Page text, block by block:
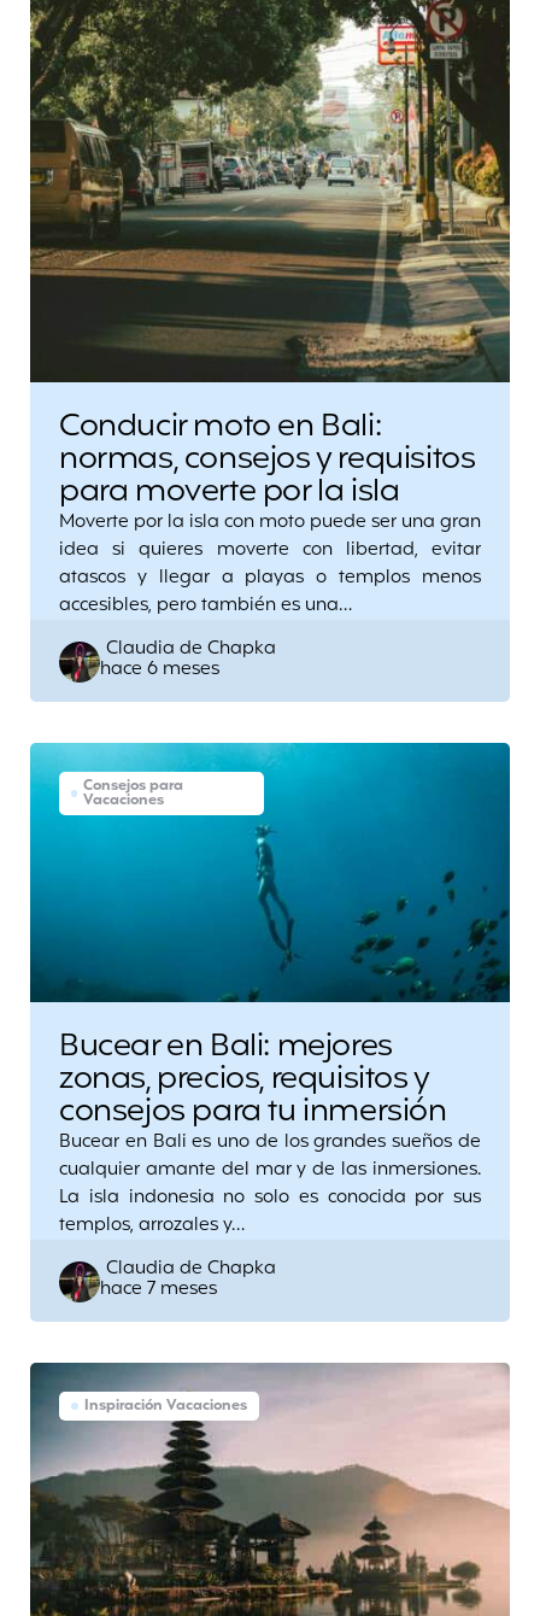
Conducir moto en Bali:
normas, consejos y requisitos
para moverte por la isla
Moverte por la isla con moto puede ser una gran
idea si quieres moverte con libertad, evitar
atascos y llegar a playas o templos menos
accesibles, pero también es una…
Posted
by
Claudia de Chapka
hace 6 meses
Consejos para
Vacaciones
Bucear en Bali: mejores
zonas, precios, requisitos y
consejos para tu inmersión
Bucear en Bali es uno de los grandes sueños de
cualquier amante del mar y de las inmersiones.
La isla indonesia no solo es conocida por sus
templos, arrozales y…
Posted
by
Claudia de Chapka
hace 7 meses
Inspiración Vacaciones